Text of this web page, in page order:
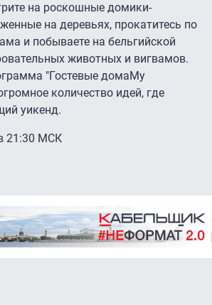
на роскошные домики-
на деревьях, прокатитесь по
и побываете на бельгийской
животных и вигвамов.
"Гостевые домаMy
количество идей, где
уикенд.
21:30 МСК